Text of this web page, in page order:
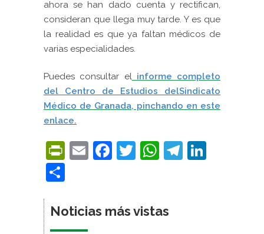
ahora se han dado cuenta y rectifican,
consideran que llega muy tarde. Y es que
la realidad es que ya faltan médicos de
varias especialidades.
Puedes consultar elinforme completo
del Centro de Estudios delSindicato
Médico de Granada, pinchando en este
enlace.
PrintFriendly
EmailFacebook
Twitter
WhatsApp
Noticias más vistas